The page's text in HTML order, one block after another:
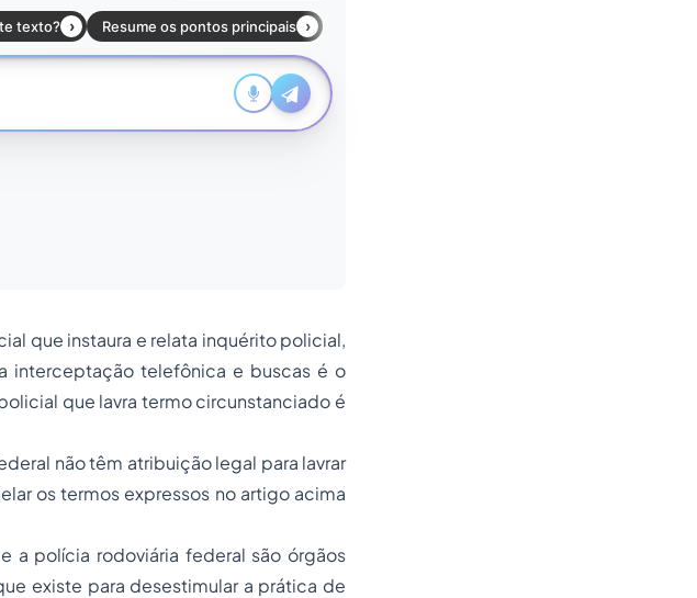
que instaura e relata inquérito policial,
interceptação telefônica e buscas é o
que lavra termo circunstanciado é
não têm atribuição legal para lavrar
os termos expressos no artigo acima
a polícia rodoviária federal são órgãos
existe para desestimular a prática de